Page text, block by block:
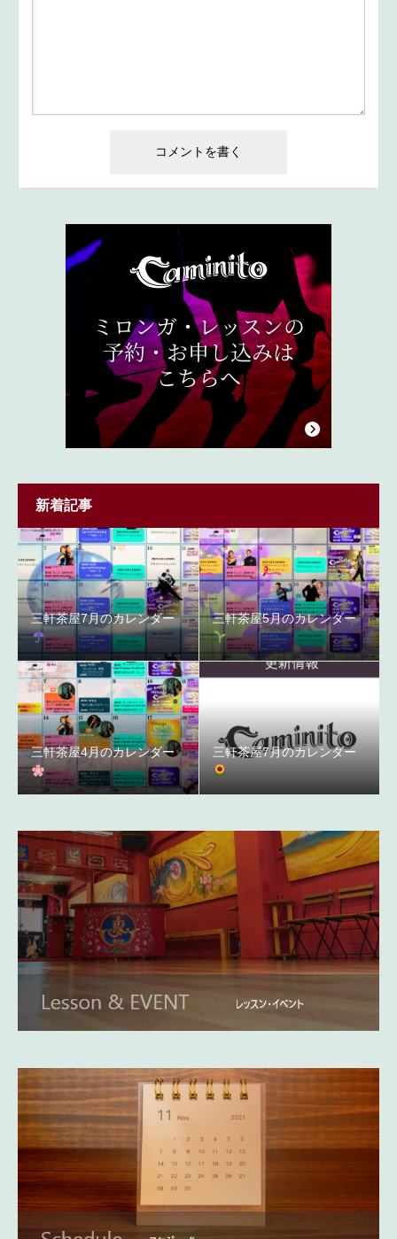
新着記事
三軒茶屋7月のカレンダー 三軒茶屋5月のカレンダー
三軒茶屋4月のカレンダー 三軒茶屋7月のカレンダー